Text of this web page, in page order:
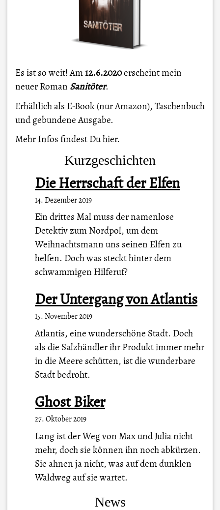
Es ist so weit! Am12.6.2020erscheint mein
neuer Roman Sanitöter.
Erhältlich als E-Book (nur Amazon), Taschenbuch
und gebundene Ausgabe.
Mehr Infos findest Duhier.
Kurzgeschichten
Die Herrschaft der Elfen
14. Dezember 2019
Ein drittes Mal muss der namenlose
Detektiv zum Nordpol, um dem
Weihnachtsmann uns seinen Elfen zu
helfen. Doch was steckt hinter dem
schwammigen Hilferuf?
Der Untergang von Atlantis
15. November 2019
Atlantis, eine wunderschöne Stadt. Doch
als die Salzhändler ihr Produkt immer mehr
in die Meere schütten, ist die wunderbare
Stadt bedroht.
Ghost Biker
27. Oktober 2019
Lang ist der Weg von Max und Julia nicht
mehr, doch sie können ihn noch abkürzen.
Sie ahnen ja nicht, was auf dem dunklen
Waldweg auf sie wartet.
News